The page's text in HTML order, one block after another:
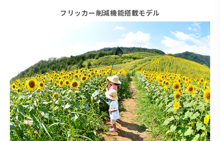
フリッカー削減機能搭載モデル